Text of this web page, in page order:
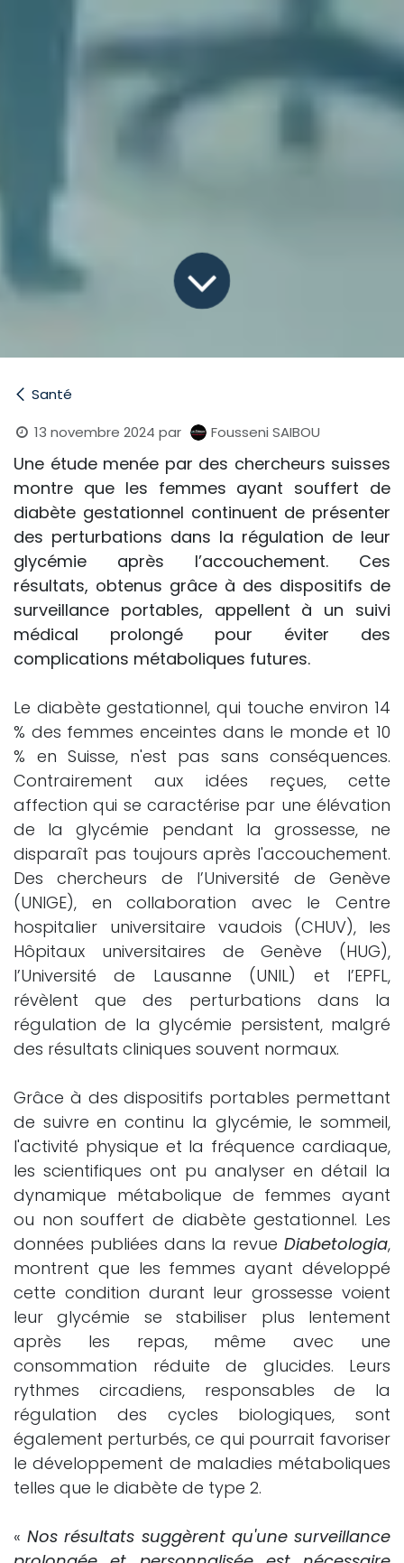
Santé
13 novembre 2024 par Fousseni SAIBOU
Une étude menée par des chercheurs suisses
montre que les femmes ayant souffert de
diabète gestationnel continuent de présenter
des perturbations dans la régulation de leur
glycémie après l’accouchement. Ces
résultats, obtenus grâce à des dispositifs de
surveillance portables, appellent à un suivi
médical prolongé pour éviter des
complications métaboliques futures.
Le diabète gestationnel, qui touche environ 14
% des femmes enceintes dans le monde et 10
% en Suisse, n'est pas sans conséquences.
Contrairement aux idées reçues, cette
affection qui se caractérise par une élévation
de la glycémie pendant la grossesse, ne
disparaît pas toujours après l'accouchement.
Des chercheurs de l’Université de Genève
(UNIGE), en collaboration avec le Centre
hospitalier universitaire vaudois (CHUV), les
Hôpitaux universitaires de Genève (HUG),
l’Université de Lausanne (UNIL) et l’EPFL,
révèlent que des perturbations dans la
régulation de la glycémie persistent, malgré
des résultats cliniques souvent normaux.
Grâce à des dispositifs portables permettant
de suivre en continu la glycémie, le sommeil,
l'activité physique et la fréquence cardiaque,
les scientifiques ont pu analyser en détail la
dynamique métabolique de femmes ayant
ou non souffert de diabète gestationnel. Les
données publiées dans la revue Diabetologia,
montrent que les femmes ayant développé
cette condition durant leur grossesse voient
leur glycémie se stabiliser plus lentement
après les repas, même avec une
consommation réduite de glucides. Leurs
rythmes circadiens, responsables de la
régulation des cycles biologiques, sont
également perturbés, ce qui pourrait favoriser
le développement de maladies métaboliques
telles que le diabète de type 2.
«Nos résultats suggèrent qu'une surveillance